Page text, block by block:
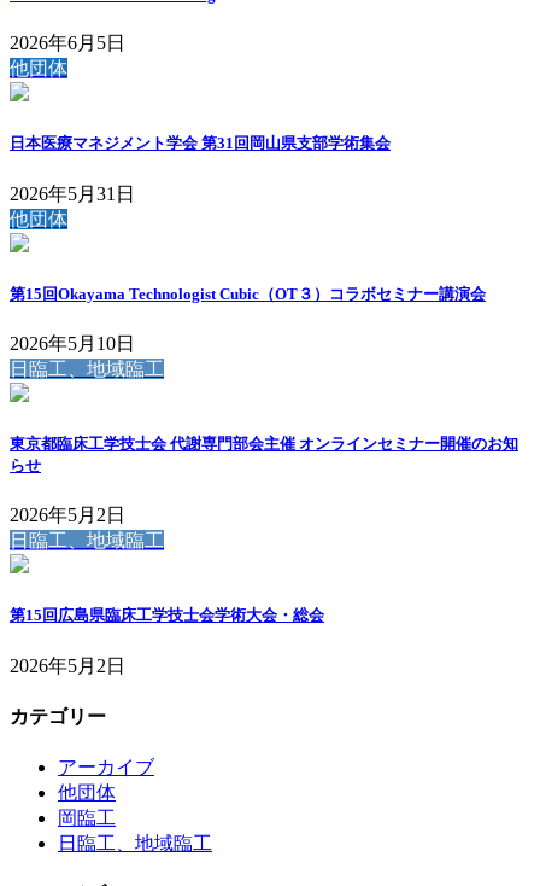
2026年6月5日
他団体
日本医療マネジメント学会 第31回岡山県支部学術集会
2026年5月31日
他団体
第15回Okayama Technologist Cubic（OT３）コラボセミナー講演会
2026年5月10日
日臨工、地域臨工
東京都臨床工学技士会 代謝専門部会主催 オンラインセミナー開催のお知
らせ
2026年5月2日
日臨工、地域臨工
第15回広島県臨床工学技士会学術大会・総会
2026年5月2日
カテゴリー
アーカイブ
他団体
岡臨工
日臨工、地域臨工